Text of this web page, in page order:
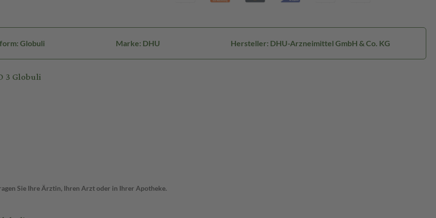
Globuli Marke: DHU Hersteller: DHU-Arzneimittel GmbH & Co. KG
3 Globuli
Sie Ihre Ärztin, Ihren Arzt oder in Ihrer Apotheke.